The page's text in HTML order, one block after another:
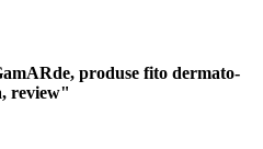
produse fito dermato-
review"